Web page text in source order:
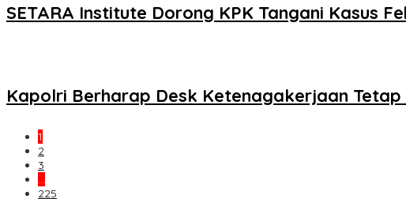
SETARA Institute Dorong KPK Tangani Kasus
Kapolri Berharap Desk Ketenagakerjaan
1
2
3
…
225